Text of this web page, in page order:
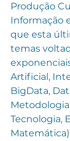
Produção
Informação
que esta
temas
Artificial,
BigData,
Metodologia
Tecnologia,